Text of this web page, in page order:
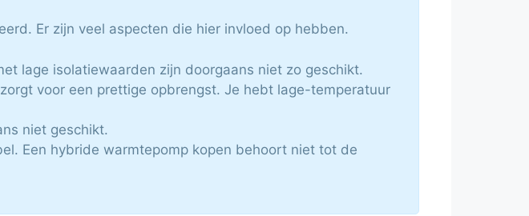
Er zijn veel aspecten die hier invloed op hebben.
lage isolatiewaarden zijn doorgaans niet zo geschikt.
voor een prettige opbrengst. Je hebt lage-temperatuur
niet geschikt.
Een hybride warmtepomp kopen behoort niet tot de